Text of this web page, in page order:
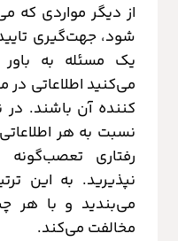
از دیگر مواردی که
شود، جهت‌گیری
یک مسئله به
می‌کنید اطلاعاتی در
کننده آن باشند.
نسبت به هر
رفتاری
نپذیرید. به این
می‌بندید و با هر
مخالفت می‌کند.